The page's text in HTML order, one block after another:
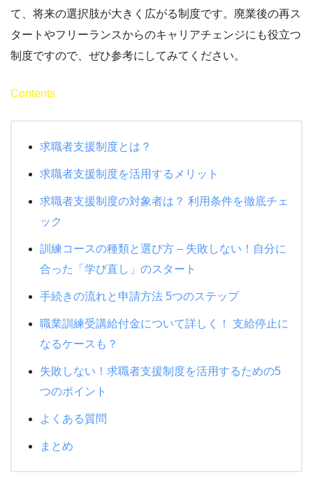
て、将来の選択肢が大きく広がる制度です。廃業後の再ス
タートやフリーランスからのキャリアチェンジにも役立つ
制度ですので、ぜひ参考にしてみてください。
Contents
求職者支援制度とは？
求職者支援制度を活用するメリット
求職者支援制度の対象者は？ 利用条件を徹底チェ
ック
訓練コースの種類と選び方 – 失敗しない！自分に
合った「学び直し」のスタート
手続きの流れと申請方法 5つのステップ
職業訓練受講給付金について詳しく！ 支給停止に
なるケースも？
失敗しない！求職者支援制度を活用するための5
つのポイント
よくある質問
まとめ